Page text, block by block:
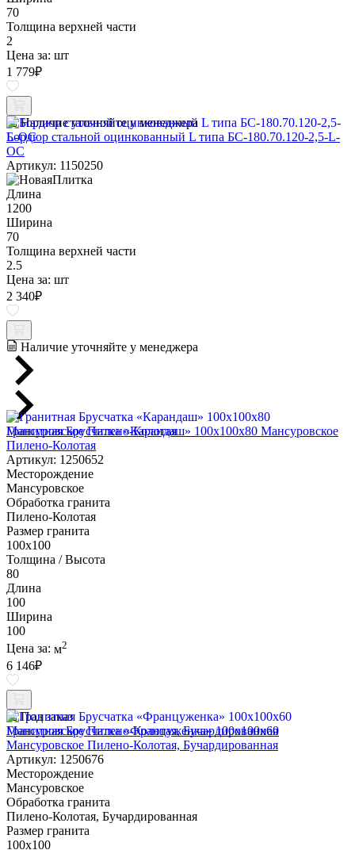
70
Толщина верхней части
2
Цена за: шт
1 779₽
Наличие уточняйте у менеджера
Бордюр стальной оцинкованный L типа БС-180.70.120-2,5-L-
ОС
Артикул: 1150250
Длина
1200
Ширина
70
Толщина верхней части
2.5
Цена за: шт
2 340₽
Наличие уточняйте у менеджера
Гранитная Брусчатка «Карандаш» 100х100x80 Мансуровское
Пилено-Колотая
Артикул: 1250652
Месторождение
Мансуровское
Обработка гранита
Пилено-Колотая
Размер гранита
100х100
Толщина / Высота
80
Длина
100
Ширина
100
Цена за: м2
6 146₽
Под заказ
Гранитная Брусчатка «Француженка» 100х100x60
Мансуровское Пилено-Колотая, Бучардированная
Артикул: 1250676
Месторождение
Мансуровское
Обработка гранита
Пилено-Колотая, Бучардированная
Размер гранита
100х100